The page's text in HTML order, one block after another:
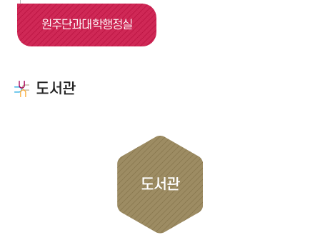
원주단과대학행정실
도서관
도서관